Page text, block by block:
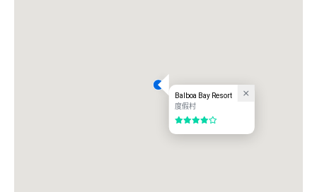
Balboa Bay Resort
度假村
4/5